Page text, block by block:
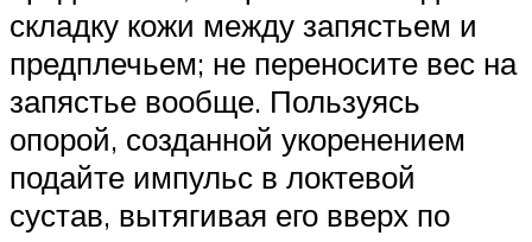
складку кожи между запястьем и
предплечьем; не переносите вес на
запястье вообще. Пользуясь
опорой, созданной укоренением
подайте импульс в локтевой
сустав, вытягивая его вверх по